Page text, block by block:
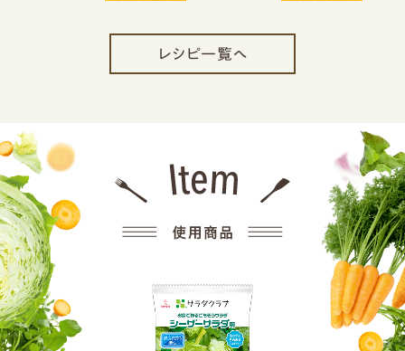
レシピ一覧へ